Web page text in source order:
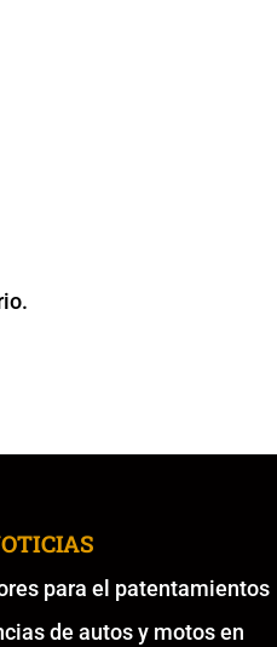
para el patentamientos
de autos y motos en